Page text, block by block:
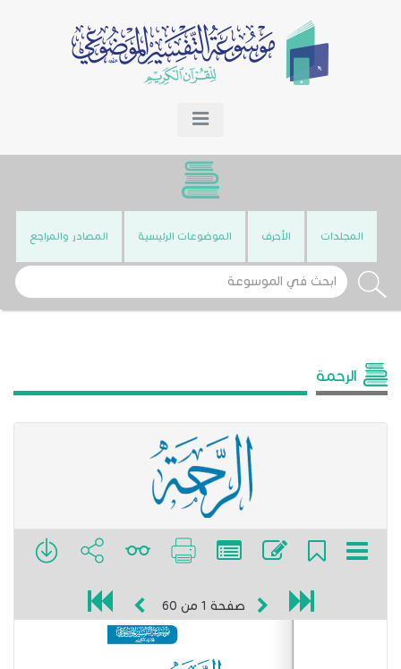
المجلدات الأحرف الموضوعات الرئيسية المصادر والمراجع
الرحمة
صفحة 1 من 60